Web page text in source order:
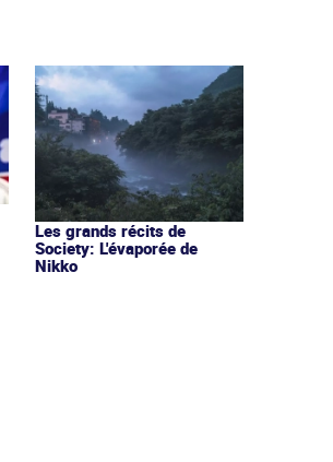
Les grands récits de
Society: L'évaporée de
Nikko